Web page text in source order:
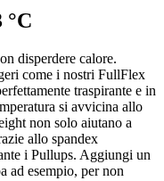
°C
disperdere calore.
come i nostri FullFlex
traspirante e in
si avvicina allo
non solo aiutano a
allo spandex
i Pullups. Aggiungi un
ad esempio, per non